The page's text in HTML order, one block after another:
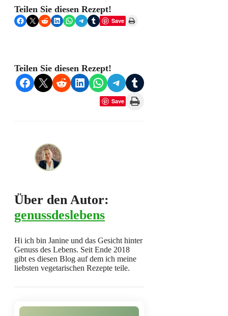
Teilen Sie diesen Rezept!
Share on Facebook
Share on X Share on RedditShare on LinkedIn
Share on WhatsApp
Share on Telegram
Share on TumblrSave Print this Page
Teilen Sie diesen Rezept!
Share on Facebook
Share on X Share on RedditShare on LinkedIn
Share on WhatsApp
Share on Telegram
Share on Tumblr
Save Print this Page
Über den Autor:
genussdeslebens
Hi ich bin Janine und das Gesicht hinter
Genuss des Lebens. Seit Ende 2018
gibt es diesen Blog auf dem ich meine
liebsten vegetarischen Rezepte teile.